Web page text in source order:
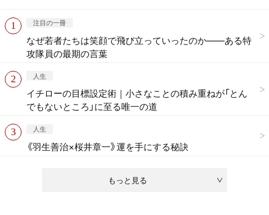
もっと見る
注目の一冊
なぜ若者たちは笑顔で飛び立っていったのか——ある特
攻隊員の最期の言葉
人生
イチローの目標設定術｜小さなことの積み重ねが「とん
でもないところ」に至る唯一の道
人生
《羽生善治×桜井章一》運を手にする秘訣